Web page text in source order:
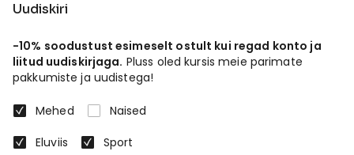
Uudiskiri
-10% soodustust esimeselt ostult kui regad konto ja
liitud uudiskirjaga. Pluss oled kursis meie parimate
pakkumiste ja uudistega!
Mehed
Naised
Eluviis
Sport